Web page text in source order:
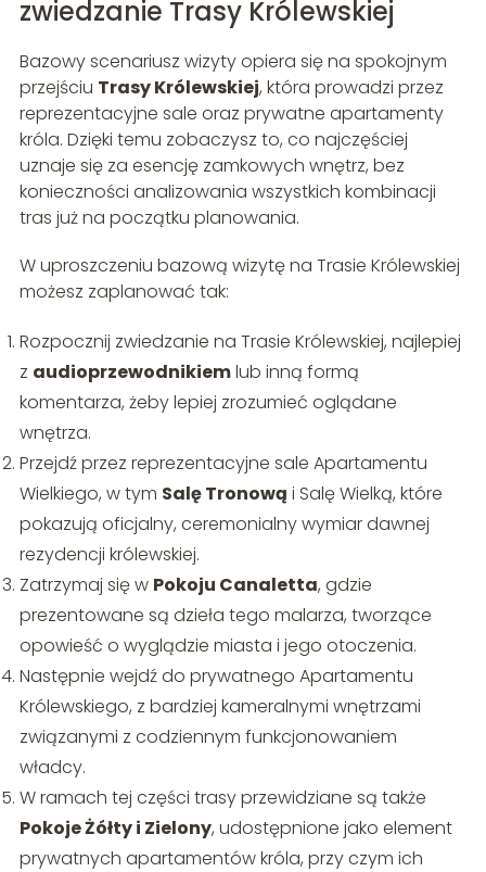
zwiedzanie Trasy Królewskiej
Bazowy scenariusz wizyty opiera się na spokojnym
przejściu Trasy Królewskiej, która prowadzi przez
reprezentacyjne sale oraz prywatne apartamenty
króla. Dzięki temu zobaczysz to, co najczęściej
uznaje się za esencję zamkowych wnętrz, bez
konieczności analizowania wszystkich kombinacji
tras już na początku planowania.
W uproszczeniu bazową wizytę na Trasie Królewskiej
możesz zaplanować tak:
Rozpocznij zwiedzanie na Trasie Królewskiej, najlepiej
z audioprzewodnikiemlub inną formą
komentarza, żeby lepiej zrozumieć oglądane
wnętrza.
Przejdź przez reprezentacyjne sale Apartamentu
Wielkiego, w tym Salę Tronową i Salę Wielką, które
pokazują oficjalny, ceremonialny wymiar dawnej
rezydencji królewskiej.
Zatrzymaj się w Pokoju Canaletta, gdzie
prezentowane są dzieła tego malarza, tworzące
opowieść o wyglądzie miasta i jego otoczenia.
Następnie wejdź do prywatnego Apartamentu
Królewskiego, z bardziej kameralnymi wnętrzami
związanymi z codziennym funkcjonowaniem
władcy.
W ramach tej części trasy przewidziane są także
Pokoje Żółty i Zielony, udostępnione jako element
prywatnych apartamentów króla, przy czym ich